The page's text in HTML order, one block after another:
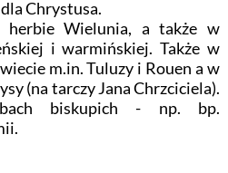
Chrystusa.
herbie Wielunia, a także w
i warmińskiej. Także w
m.in. Tuluzy i Rouen a w
(na tarczy Jana Chrzciciela).
biskupich - np. bp.